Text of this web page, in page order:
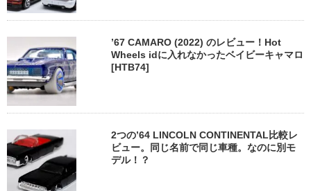
’67 CAMARO (2022) のレビュー！Hot
Wheels idに入れなかったベイビーキャマロ
[HTB74]
2つの’64 LINCOLN CONTINENTAL比較レ
ビュー。同じ名前で同じ車種。なのに別モ
デル！？